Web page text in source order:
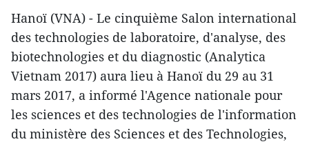
Hanoï (VNA) - Le cinquième Salon international
des technologies de laboratoire, d'analyse, des
biotechnologies et du diagnostic (Analytica
Vietnam 2017) aura lieu à Hanoï du 29 au 31
mars 2017, a informé l'Agence nationale pour
les sciences et des technologies de l'information
du ministère des Sciences et des Technologies,